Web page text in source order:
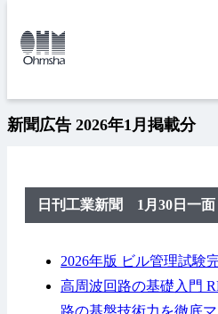
トップ
新聞広告 2026年1月掲載分
日刊工業新聞 1月30日一面
2026年版 ビル管理試験
高周波回路の基礎入門
路の基盤技術力を徹底